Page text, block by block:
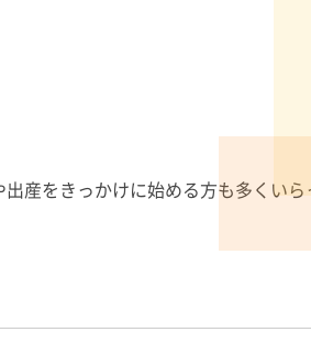
産をきっかけに始める方も多くい